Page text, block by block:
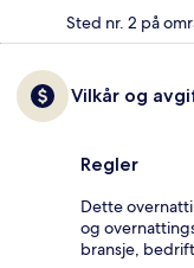
Sted nr. 2 på
Vilkår og
Regler
Dette
og
bransje,